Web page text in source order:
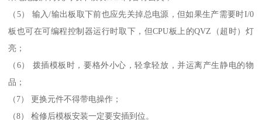
（5） 输入/输出板取下前也应先关掉总电源，但如果生产需要时I/0
板也可在可编程控制器运行时取下，但CPU板上的QVZ（超时）灯
亮；
（6） 拨插模板时，要格外小心，轻拿轻放，并运离产生静电的物
品；
（7） 更换元件不得带电操作；
（8） 检修后模板安装一定要安插到位。